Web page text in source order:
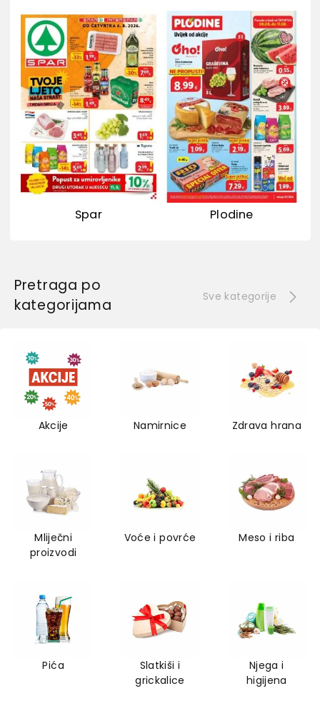
Spar Plodine
Pretraga po
kategorijama
Sve kategorije
Akcije Namirnice Zdrava hrana
Mliječni
proizvodi
Voće i povrće Meso i riba
Pića
Slatkiši i
grickalice
Njega i
higijena